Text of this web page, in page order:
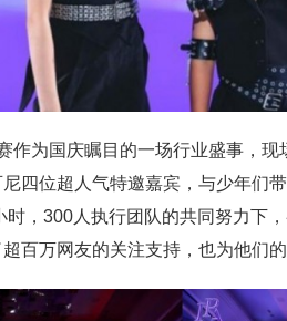
作为国庆瞩目的一场行业盛事，现
四位超人气特邀嘉宾，与少年们
，300人执行团队的共同努力下
百万网友的关注支持，也为他们